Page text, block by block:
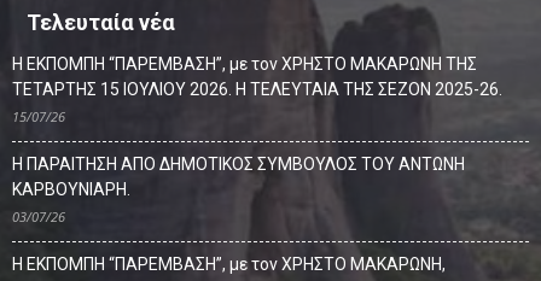
Τελευταία νέα
Η ΕΚΠΟΜΠΗ “ΠΑΡΕΜΒΑΣΗ”, με τον ΧΡΗΣΤΟ ΜΑΚΑΡΩΝΗ ΤΗΣ
ΤΕΤΑΡΤΗΣ 15 ΙΟΥΛΙΟΥ 2026. Η ΤΕΛΕΥΤΑΙΑ ΤΗΣ ΣΕΖΟΝ 2025-26.
15/07/26
Η ΠΑΡΑΙΤΗΣΗ ΑΠΟ ΔΗΜΟΤΙΚΟΣ ΣΥΜΒΟΥΛΟΣ ΤΟΥ ΑΝΤΩΝΗ
ΚΑΡΒΟΥΝΙΑΡΗ.
03/07/26
Η ΕΚΠΟΜΠΗ “ΠΑΡΕΜΒΑΣΗ”, με τον ΧΡΗΣΤΟ ΜΑΚΑΡΩΝΗ,